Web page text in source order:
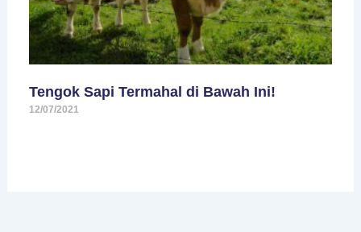
Tengok Sapi Termahal di Bawah Ini!
12/07/2021